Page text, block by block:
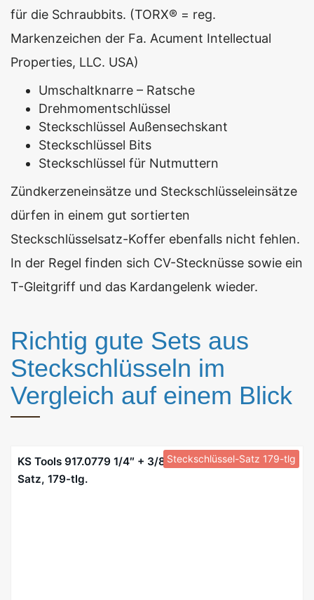
für die Schraubbits. (TORX® = reg.
Markenzeichen der Fa. Acument Intellectual
Properties, LLC. USA)
Umschaltknarre – Ratsche
Drehmomentschlüssel
Steckschlüssel Außensechskant
Steckschlüssel Bits
Steckschlüssel für Nutmuttern
Zündkerzeneinsätze und Steckschlüsseleinsätze
dürfen in einem gut sortierten
Steckschlüsselsatz-Koffer ebenfalls nicht fehlen.
In der Regel finden sich CV-Stecknüsse sowie ein
T-Gleitgriff und das Kardangelenk wieder.
Richtig gute Sets aus
Steckschlüsseln im
Vergleich auf einem Blick
Steckschlüssel-Satz 179-tlg
KS Tools 917.0779 1/4″ + 3/8″ + 1/2″ Steckschlüssel-
Satz, 179-tlg.